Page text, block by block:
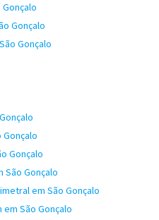
Gonçalo
Gonçalo
Gonçalo
São Gonçalo
em São Gonçalo
São Gonçalo